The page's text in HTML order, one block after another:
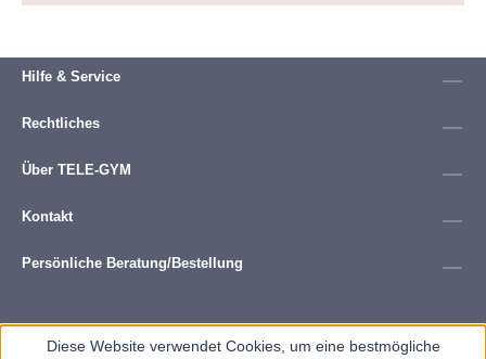
Hilfe & Service
Rechtliches
Über TELE-GYM
Kontakt
Persönliche Beratung/Bestellung
Diese Website verwendet Cookies, um eine bestmögliche